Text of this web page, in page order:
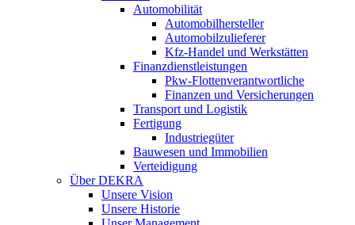
Automobilität
Automobilhersteller
Automobilzulieferer
Kfz-Handel und Werkstätten
Finanzdienstleistungen
Pkw‑Flottenverantwortliche
Finanzen und Versicherungen
Transport und Logistik
Fertigung
Industriegüter
Bauwesen und Immobilien
Verteidigung
Über DEKRA
Unsere Vision
Unsere Historie